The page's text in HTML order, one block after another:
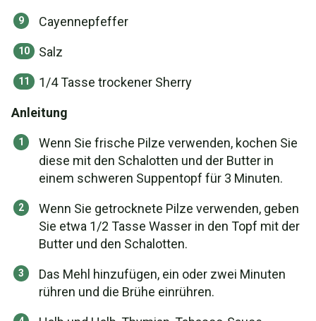
Cayennepfeffer
Salz
1/4 Tasse trockener Sherry
Anleitung
Wenn Sie frische Pilze verwenden, kochen Sie
diese mit den Schalotten und der Butter in
einem schweren Suppentopf für 3 Minuten.
Wenn Sie getrocknete Pilze verwenden, geben
Sie etwa 1/2 Tasse Wasser in den Topf mit der
Butter und den Schalotten.
Das Mehl hinzufügen, ein oder zwei Minuten
rühren und die Brühe einrühren.